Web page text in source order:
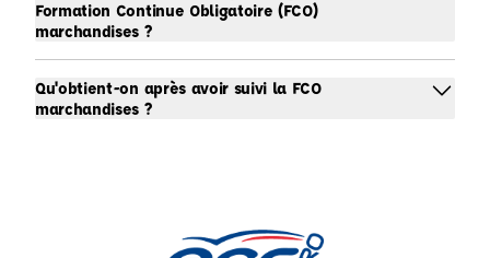
Formation Continue Obligatoire (FCO)
marchandises ?
Qu'obtient-on après avoir suivi la FCO
marchandises ?